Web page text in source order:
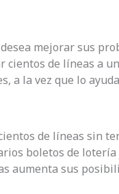
mejorar sus
de líneas a
a la vez que lo
de líneas sin
boletos de lotería
aumenta sus